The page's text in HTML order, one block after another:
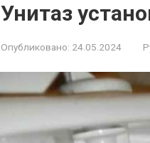
Унитаз
Опубликовано: 24.05.2024